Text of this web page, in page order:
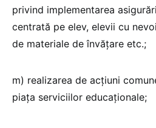
privind implementarea
centrată pe elev, elevii cu
de materiale de învăţare etc.;
m) realizarea de acţiuni
piaţa serviciilor educaţionale;